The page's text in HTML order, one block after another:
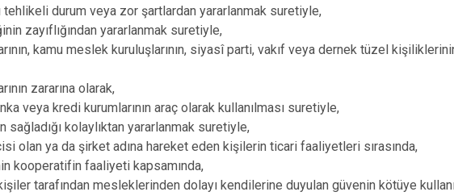
durum veya zor şartlardan yararlanmak suretiyle,
zayıflığından yararlanmak suretiyle,
kamu meslek kuruluşlarının, siyasî parti, vakıf veya dernek tüzel
zararına olarak,
veya kredi kurumlarının araç olarak kullanılması suretiyle,
sağladığı kolaylıktan yararlanmak suretiyle,
olan ya da şirket adına hareket eden kişilerin ticari faaliyetleri sırasında,
kooperatifin faaliyeti kapsamında,
tarafından mesleklerinden dolayı kendilerine duyulan güvenin kötüye